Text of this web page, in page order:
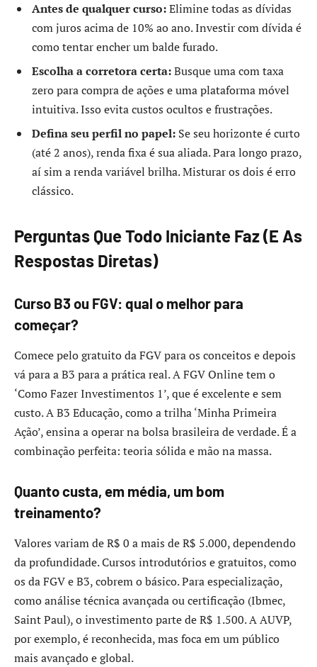
Antes de qualquer curso:Elimine todas as dívidas
com juros acima de 10% ao ano. Investir com dívida é
como tentar encher um balde furado.
Escolha a corretora certa:Busque uma com taxa
zero para compra de ações e uma plataforma móvel
intuitiva. Isso evita custos ocultos e frustrações.
Defina seu perfil no papel: Se seu horizonte é curto
(até 2 anos), renda fixa é sua aliada. Para longo prazo,
aí sim a renda variável brilha. Misturar os dois é erro
clássico.
Perguntas Que Todo Iniciante Faz (E As
Respostas Diretas)
Curso B3 ou FGV: qual o melhor para
começar?
Comece pelo gratuito da FGV para os conceitos e depois
vá para a B3 para a prática real. A FGV Online tem o
‘Como Fazer Investimentos 1’, que é excelente e sem
custo. A B3 Educação, como a trilha ‘Minha Primeira
Ação’, ensina a operar na bolsa brasileira de verdade. É a
combinação perfeita: teoria sólida e mão na massa.
Quanto custa, em média, um bom
treinamento?
Valores variam de R$ 0 a mais de R$ 5.000, dependendo
da profundidade. Cursos introdutórios e gratuitos, como
os da FGV e B3, cobrem o básico. Para especialização,
como análise técnica avançada ou certificação (Ibmec,
Saint Paul), o investimento parte de R$ 1.500. A AUVP,
por exemplo, é reconhecida, mas foca em um público
mais avançado e global.